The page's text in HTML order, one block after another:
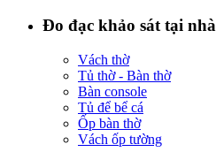
Đo đạc khảo sát tại nhà
Vách thờ
Tủ thờ - Bàn thờ
Bàn console
Tủ để bể cá
Ốp bàn thờ
Vách ốp tường